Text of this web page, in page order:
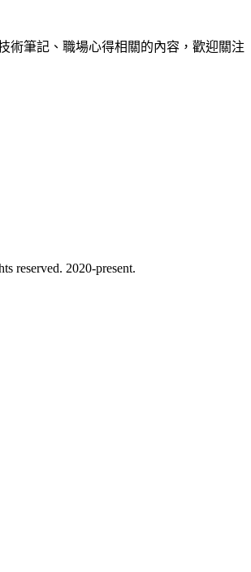
術筆記、職場心得相關的內容，歡迎關注
reserved. 2020-present.